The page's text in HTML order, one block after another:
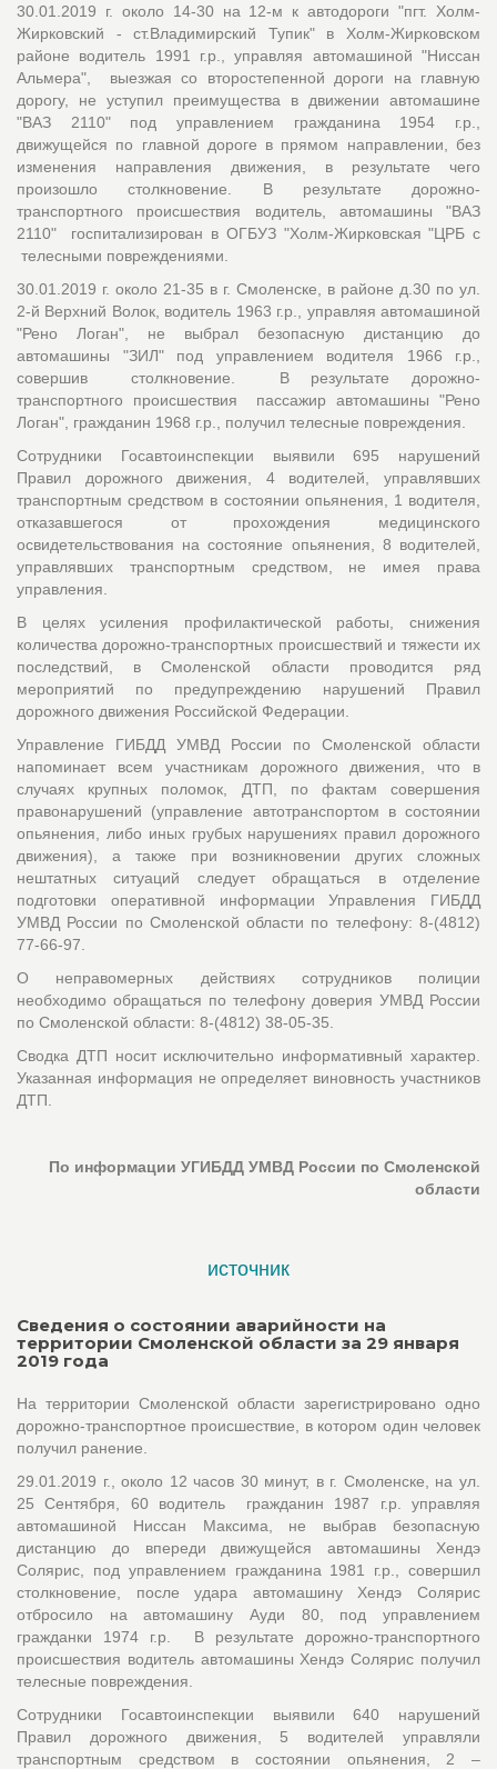
30.01.2019 г. около 14-30 на 12-м к автодороги "пгт. Холм-
Жирковский - ст.Владимирский Тупик" в Холм-Жирковском
районе водитель 1991 г.р., управляя автомашиной "Ниссан
Альмера", выезжая со второстепенной дороги на главную
дорогу, не уступил преимущества в движении автомашине
"ВАЗ 2110" под управлением гражданина 1954 г.р.,
движущейся по главной дороге в прямом направлении, без
изменения направления движения, в результате чего
произошло столкновение. В результате дорожно-
транспортного происшествия водитель, автомашины "ВАЗ
2110" госпитализирован в ОГБУЗ "Холм-Жирковская "ЦРБ с
телесными повреждениями.
30.01.2019 г. около 21-35 в г. Смоленске, в районе д.30 по ул.
2-й Верхний Волок, водитель 1963 г.р., управляя автомашиной
"Рено Логан", не выбрал безопасную дистанцию до
автомашины "ЗИЛ" под управлением водителя 1966 г.р.,
совершив столкновение. В результате дорожно-
транспортного происшествия пассажир автомашины "Рено
Логан", гражданин 1968 г.р., получил телесные повреждения.
Сотрудники Госавтоинспекции выявили 695 нарушений
Правил дорожного движения, 4 водителей, управлявших
транспортным средством в состоянии опьянения, 1 водителя,
отказавшегося от прохождения медицинского
освидетельствования на состояние опьянения, 8 водителей,
управлявших транспортным средством, не имея права
управления.
В целях усиления профилактической работы, снижения
количества дорожно-транспортных происшествий и тяжести их
последствий, в Смоленской области проводится ряд
мероприятий по предупреждению нарушений Правил
дорожного движения Российской Федерации.
Управление ГИБДД УМВД России по Смоленской области
напоминает всем участникам дорожного движения, что в
случаях крупных поломок, ДТП, по фактам совершения
правонарушений (управление автотранспортом в состоянии
опьянения, либо иных грубых нарушениях правил дорожного
движения), а также при возникновении других сложных
нештатных ситуаций следует обращаться в отделение
подготовки оперативной информации Управления ГИБДД
УМВД России по Смоленской области по телефону: 8-(4812)
77-66-97.
О неправомерных действиях сотрудников полиции
необходимо обращаться по телефону доверия УМВД России
по Смоленской области: 8-(4812) 38-05-35.
Сводка ДТП носит исключительно информативный характер.
Указанная информация не определяет виновность участников
ДТП.
По информации УГИБДД УМВД России по Смоленской
области
источник
Сведения о состоянии аварийности на
территории Смоленской области за 29 января
2019 года
На территории Смоленской области зарегистрировано одно
дорожно-транспортное происшествие, в котором один человек
получил ранение.
29.01.2019 г., около 12 часов 30 минут, в г. Смоленске, на ул.
25 Сентября, 60 водитель гражданин 1987 г.р. управляя
автомашиной Ниссан Максима, не выбрав безопасную
дистанцию до впереди движущейся автомашины Хендэ
Солярис, под управлением гражданина 1981 г.р., совершил
столкновение, после удара автомашину Хендэ Солярис
отбросило на автомашину Ауди 80, под управлением
гражданки 1974 г.р. В результате дорожно-транспортного
происшествия водитель автомашины Хендэ Солярис получил
телесные повреждения.
Сотрудники Госавтоинспекции выявили 640 нарушений
Правил дорожного движения, 5 водителей управляли
транспортным средством в состоянии опьянения, 2 –